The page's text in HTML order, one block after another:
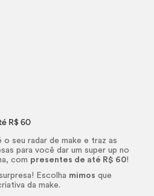
R$ 60
o seu radar demake e traz as
para você dar um super up no
com presentes de até R$ 60!
Escolha mimos que
damake.